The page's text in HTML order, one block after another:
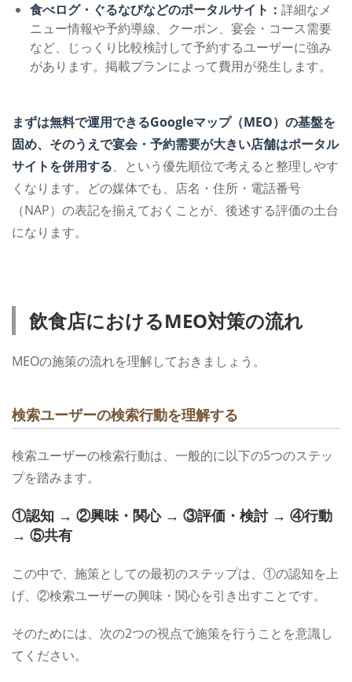
食べログ・ぐるなびなどのポータルサイト：詳細なメ
ニュー情報や予約導線、クーポン、宴会・コース需要
など、じっくり比較検討して予約するユーザーに強み
があります。掲載プランによって費用が発生します。
まずは無料で運用できるGoogleマップ（MEO）の基盤を
固め、そのうえで宴会・予約需要が大きい店舗はポータル
サイトを併用する、という優先順位で考えると整理しやす
くなります。どの媒体でも、店名・住所・電話番号
（NAP）の表記を揃えておくことが、後述する評価の土台
になります。
飲食店におけるMEO対策の流れ
MEOの施策の流れを理解しておきましょう。
検索ユーザーの検索行動を理解する
検索ユーザーの検索行動は、一般的に以下の5つのステッ
プを踏みます。
①認知 → ②興味・関心 → ③評価・検討 → ④行動
→ ⑤共有
この中で、施策としての最初のステップは、①の認知を上
げ、②検索ユーザーの興味・関心を引き出すことです。
そのためには、次の2つの視点で施策を行うことを意識し
てください。